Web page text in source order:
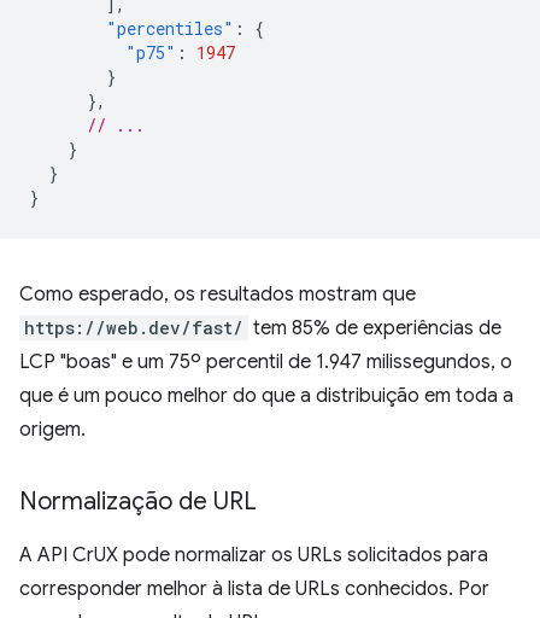
"percentiles" :
{
"p75" :
1947
}
},
// ...
}
}
}
Como esperado, os resultados mostram que
https://web.dev/fast/ tem 85% de experiências de
LCP "boas" e um 75º percentil de 1.947 milissegundos, o
que é um pouco melhor do que a distribuição em toda a
origem.
Normalização de URL
A API CrUX pode normalizar os URLs solicitados para
corresponder melhor à lista de URLs conhecidos. Por